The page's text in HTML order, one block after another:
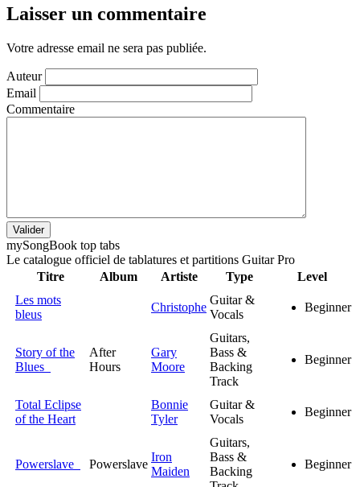
Laisser un commentaire
Votre adresse email ne sera pas publiée.
Auteur
Email
Commentaire
Valider
mySongBook top tabs
Le catalogue officiel de tablatures et partitions Guitar Pro
Titre
Album Artiste Type
Level
Les mots
bleus
Christophe
Guitar &
Vocals
Beginner
Story of the
Blues
After
Hours
Gary
Moore
Guitars,
Bass &
Backing
Track
Beginner
Total Eclipse
of the Heart
Bonnie
Tyler
Guitar &
Vocals
Beginner
Powerslave Powerslave
Iron
Maiden
Guitars,
Bass &
Backing
Beginner